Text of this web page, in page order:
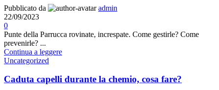
Pubblicato da
admin
22/09/2023
0
Punte della Parrucca rovinate, increspate. Come gestirle? Come
prevenirle? ...
Continua a leggere
Uncategorized
Caduta capelli durante la chemio, cosa fare?